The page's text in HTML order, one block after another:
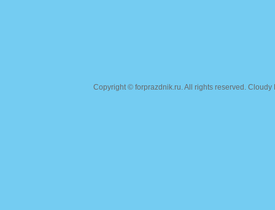
Copyright © forprazdnik.ru. All rights reserved.